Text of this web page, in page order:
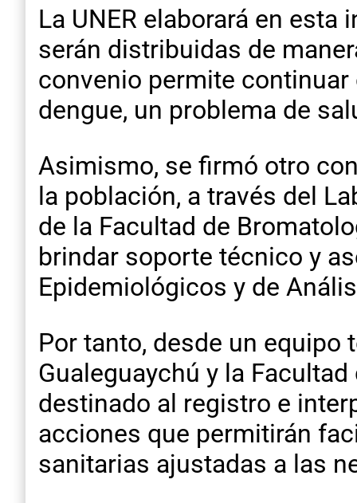
La UNER elaborará en
serán distribuidas de
convenio permite
dengue, un problema de
Asimismo, se firmó otro
la población, a través del
de la Facultad de
brindar soporte técnico y
Epidemiológicos y de
Por tanto, desde un equipo
Gualeguaychú y la
destinado al registro e
acciones que permitirán
sanitarias ajustadas a las